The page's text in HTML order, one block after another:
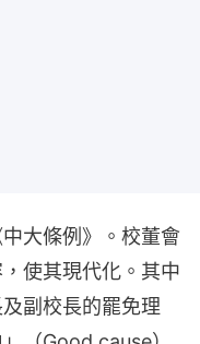
大條例》。校董會
使其現代化。其中
副校長的罷免理